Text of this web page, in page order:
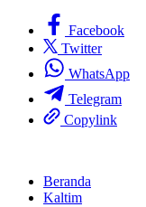
Facebook
Twitter
WhatsApp
Telegram
Copylink
Beranda
Kaltim